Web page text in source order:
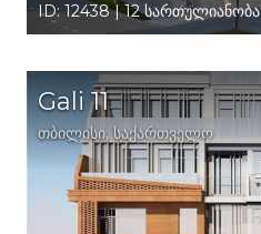
ID: 12438 | 12 სართულიანობა
Gali 11
თბილისი,საქართველო